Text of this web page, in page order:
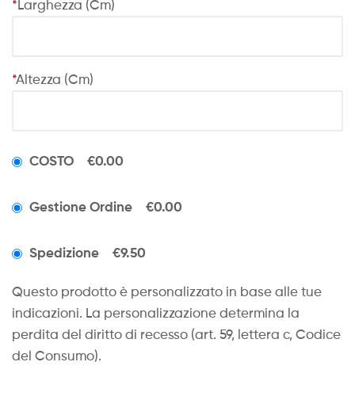
*Larghezza (Cm)
*Altezza (Cm)
COSTO €0.00
Gestione Ordine €0.00
Spedizione €9.50
Questo prodotto è personalizzato in base alle tue
indicazioni. La personalizzazione determina la
perdita del diritto di recesso (art. 59, lettera c, Codice
del Consumo).